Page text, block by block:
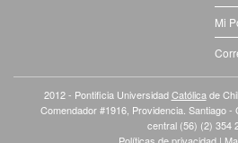
Mi
2012 - Pontificia UniversidadCatólica de
Comendador #1916, Providencia. Santiago -
central (56) (2) 354
Políticas de privacidad |